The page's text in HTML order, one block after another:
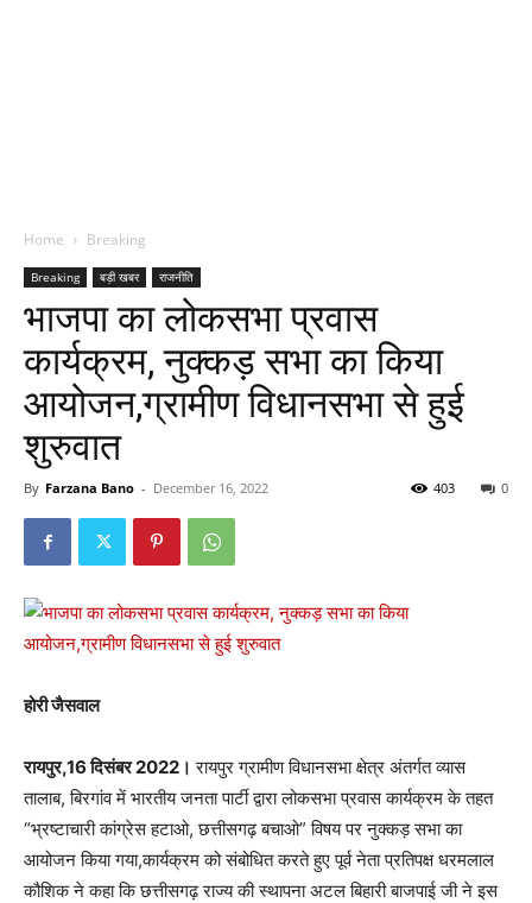
Home Breaking
Breaking बड़ी खबर राजनीति
भाजपा का लोकसभा प्रवास
कार्यक्रम, नुक्कड़ सभा का किया
आयोजन,ग्रामीण विधानसभा से हुई
शुरुवात
By Farzana Bano - December 16, 2022 0
403
होरी जैसवाल
रायपुर,16 दिसंबर 2022। रायपुर ग्रामीण विधानसभा क्षेत्र अंतर्गत व्यास
तालाब, बिरगांव में भारतीय जनता पार्टी द्वारा लोकसभा प्रवास कार्यक्रम के तहत
“भ्रष्टाचारी कांग्रेस हटाओ, छत्तीसगढ़ बचाओ” विषय पर नुक्कड़ सभा का
आयोजन किया गया,कार्यक्रम को संबोधित करते हुए पूर्व नेता प्रतिपक्ष धरमलाल
कौशिक ने कहा कि छत्तीसगढ़ राज्य की स्थापना अटल बिहारी बाजपाई जी ने इस